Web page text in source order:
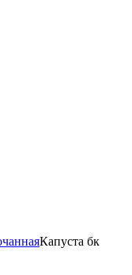
Капуста бк